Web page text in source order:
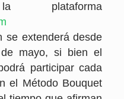
se extenderá desde
mayo, si bien el
participar cada
el Método Bouquet